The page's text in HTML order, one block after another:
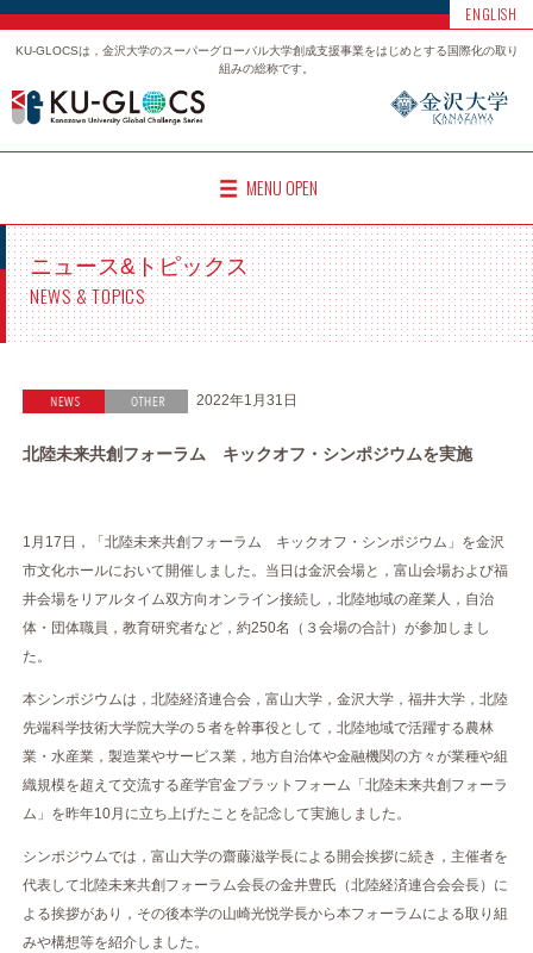
ENGLISH
KU-GLOCSは，金沢大学のスーパーグローバル大学創成支援事業をはじめとする国際化の取り
組みの総称です。
MENU OPEN
ニュース&トピックス
NEWS & TOPICS
2022年1月31日
北陸未来共創フォーラム キックオフ・シンポジウムを実施
1月17日，「北陸未来共創フォーラム キックオフ・シンポジウム」を金沢
市文化ホールにおいて開催しました。当日は金沢会場と，富山会場および福
井会場をリアルタイム双方向オンライン接続し，北陸地域の産業人，自治
体・団体職員，教育研究者など，約250名（３会場の合計）が参加しまし
た。
本シンポジウムは，北陸経済連合会，富山大学，金沢大学，福井大学，北陸
先端科学技術大学院大学の５者を幹事役として，北陸地域で活躍する農林
業・水産業，製造業やサービス業，地方自治体や金融機関の方々が業種や組
織規模を超えて交流する産学官金プラットフォーム「北陸未来共創フォーラ
ム」を昨年10月に立ち上げたことを記念して実施しました。
シンポジウムでは，富山大学の齋藤滋学長による開会挨拶に続き，主催者を
代表して北陸未来共創フォーラム会長の金井豊氏（北陸経済連合会会長）に
よる挨拶があり，その後本学の山崎光悦学長から本フォーラムによる取り組
みや構想等を紹介しました。